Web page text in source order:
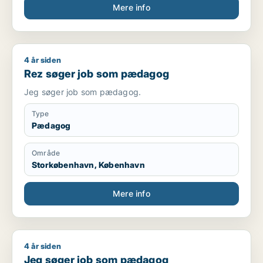
Mere info
Rez søger job som pædagog
4 år siden
Rez søger job som pædagog
Jeg søger job som pædagog.
Type
Pædagog
Område
Storkøbenhavn, København
Mere info
Jeg søger job som pædagog
4 år siden
Jeg søger job som pædagog